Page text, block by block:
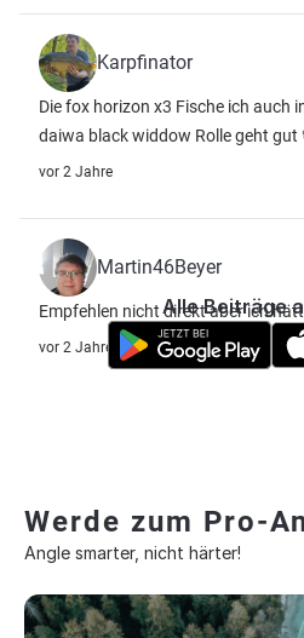
Karpfinator
Die fox horizon x3 Fische ich auch
daiwa black widdow Rolle geht gut
vor 2 Jahre
Martin46Beyer
Empfehlen nicht direkt aber ich
vor 2 Jahre
Alle Beiträge
Werde zum Pro-
Angle smarter, nicht härter!